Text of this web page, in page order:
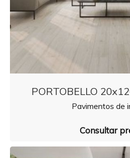
PORTOBELLO
Pavimentos de
Consultar